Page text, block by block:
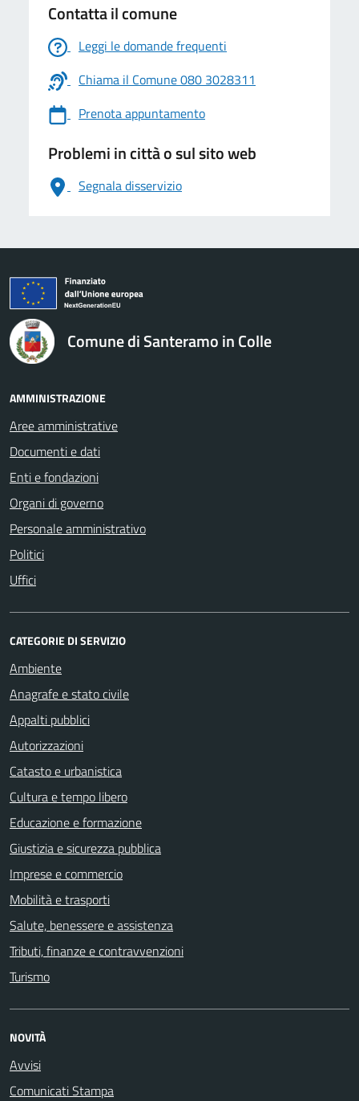
Contatta il comune
Leggi le domande frequenti
Chiama il Comune 080 3028311
Prenota appuntamento
Problemi in città o sul sito web
Segnala disservizio
logo Unione Europea
Comune di Santeramo in Colle
AMMINISTRAZIONE
Aree amministrative
Documenti e dati
Enti e fondazioni
Organi di governo
Personale amministrativo
Politici
Uffici
CATEGORIE DI SERVIZIO
Ambiente
Anagrafe e stato civile
Appalti pubblici
Autorizzazioni
Catasto e urbanistica
Cultura e tempo libero
Educazione e formazione
Giustizia e sicurezza pubblica
Imprese e commercio
Mobilità e trasporti
Salute, benessere e assistenza
Tributi, finanze e contravvenzioni
Turismo
NOVITÀ
Avvisi
Comunicati Stampa